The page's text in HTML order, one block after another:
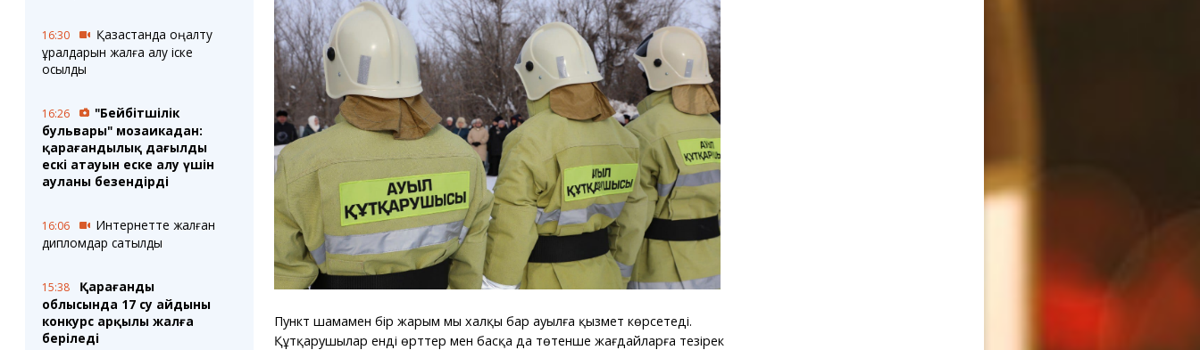
16:30
Қазақстанда оңалту
құралдарын жалға алу іске
қосылды
16:26
"Бейбітшілік
бульвары" мозаикадан:
қарағандылық даңғылдың
ескі атауын еске алу үшін
ауланы безендірді
16:06
Интернетте жалған
дипломдар сатылды
15:38
Қарағанды
облысында 17 су айдыны
конкурс арқылы жалға
беріледі
Пункт шамамен бір жарым мың халқы бар ауылға қызмет көрсетеді.
Құтқарушылар енді өрттер мен басқа да төтенше жағдайларға тезірек